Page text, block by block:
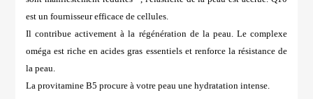
est un fournisseur efficace de cellules.
Il contribue activement à la régénération de la peau. Le complexe
oméga est riche en acides gras essentiels et renforce la résistance de
la peau.
La provitamine B5 procure à votre peau une hydratation intense.